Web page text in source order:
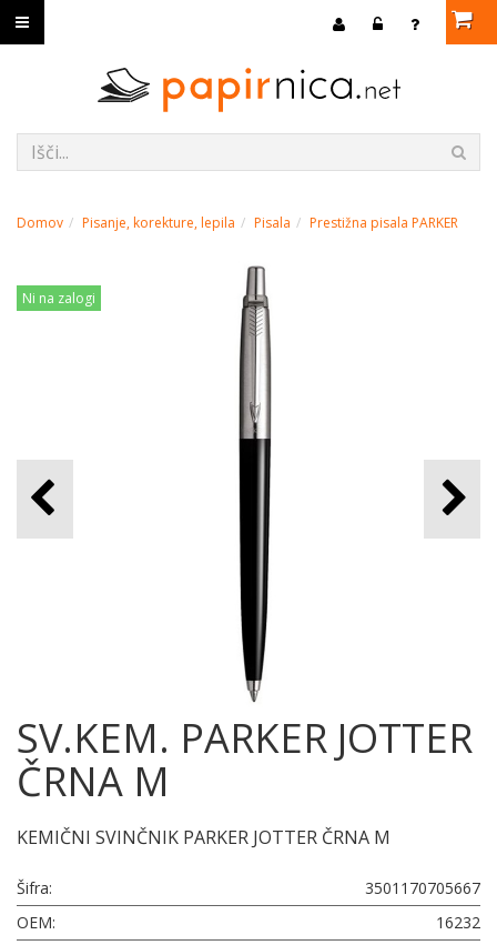
Domov Pisanje, korekture, lepila Pisala Prestižna pisala PARKER
Ni na zalogi
SV.KEM. PARKER JOTTER
ČRNA M
KEMIČNI SVINČNIK PARKER JOTTER ČRNA M
Šifra:
3501170705667
OEM:
16232